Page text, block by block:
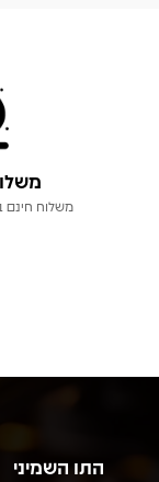
משלוח חינם
התו השמיני